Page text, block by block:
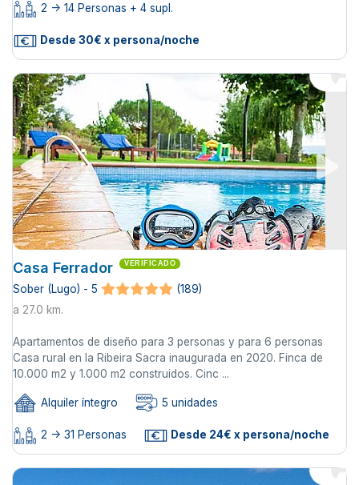
2 -> 14 Personas + 4 supl.
Desde 30€ x persona/noche
Casa Ferrador VERIFICADO
Sober (Lugo) - 5
(189)
a 27.0 km.
Apartamentos de diseño para 3 personas y para 6 personas
Casa rural en la Ribeira Sacra inaugurada en 2020. Finca de
10.000 m2 y 1.000 m2 construidos. Cinc ...
Alquiler íntegro 5 unidades
2 -> 31 Personas Desde 24€ x persona/noche